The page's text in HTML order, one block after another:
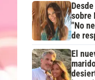
sobre
"No
de
El